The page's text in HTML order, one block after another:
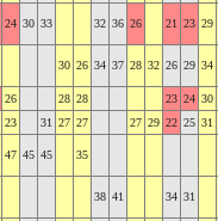
24 30 33 32 36 26 21 23 29
30 26 34 37 28 32 26 29 34
26 28 28 23 24 30
23 31 27 27 27 29 22 25 31
47 45 45 35
38 41 34 31